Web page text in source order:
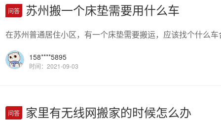
问答 苏州搬一个床垫需要用什么车
在苏州普通居住小区，有一个床垫需要搬运，应该找个什么
158****5895
时间：2021-09-03
问答 家里有无线网搬家的时候怎么办